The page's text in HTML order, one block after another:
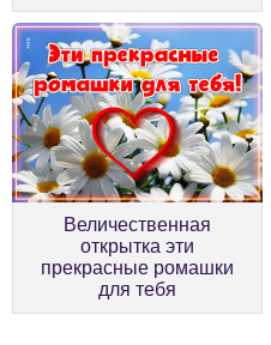
Величественная
открытка эти
прекрасные ромашки
для тебя